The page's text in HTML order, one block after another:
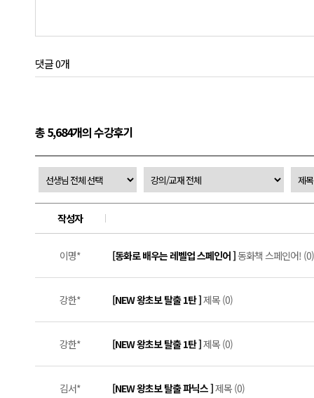
댓글 0개
총 5,684개의 수강후기
작성자
이명* [동화로 배우는 레벨업 스페인어 ]동화책 스페인어! (0)
강한* [NEW 왕초보 탈출 1탄 ]제목 (0)
강한* [NEW 왕초보 탈출 1탄 ]제목 (0)
김서* [NEW 왕초보 탈출 파닉스 ]제목 (0)